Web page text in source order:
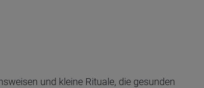
und kleine Rituale, die gesunden